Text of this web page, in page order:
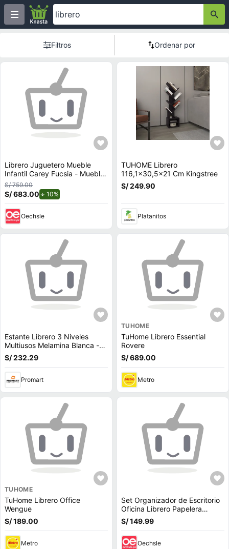
Filtros Ordenar por
Librero Juguetero Mueble
Infantil Carey Fucsia - Muebles
Bonno
S/ 759.00
S/ 683.00 10%
Oechsle
TUHOME Librero
116,1x30,5x21 Cm Kingstree
S/ 249.90
Platanitos
Estante Librero 3 Niveles
Multiusos Melamina Blanca -
Muebleo.pe
S/ 232.29
Promart
TUHOME
TuHome Librero Essential
Rovere
S/ 689.00
Metro
TUHOME
TuHome Librero Office
Wengue
S/ 189.00
Metro
Set Organizador de Escritorio
Oficina Librero Papelera
Negro 5 Piezas K55
S/ 149.99
Oechsle